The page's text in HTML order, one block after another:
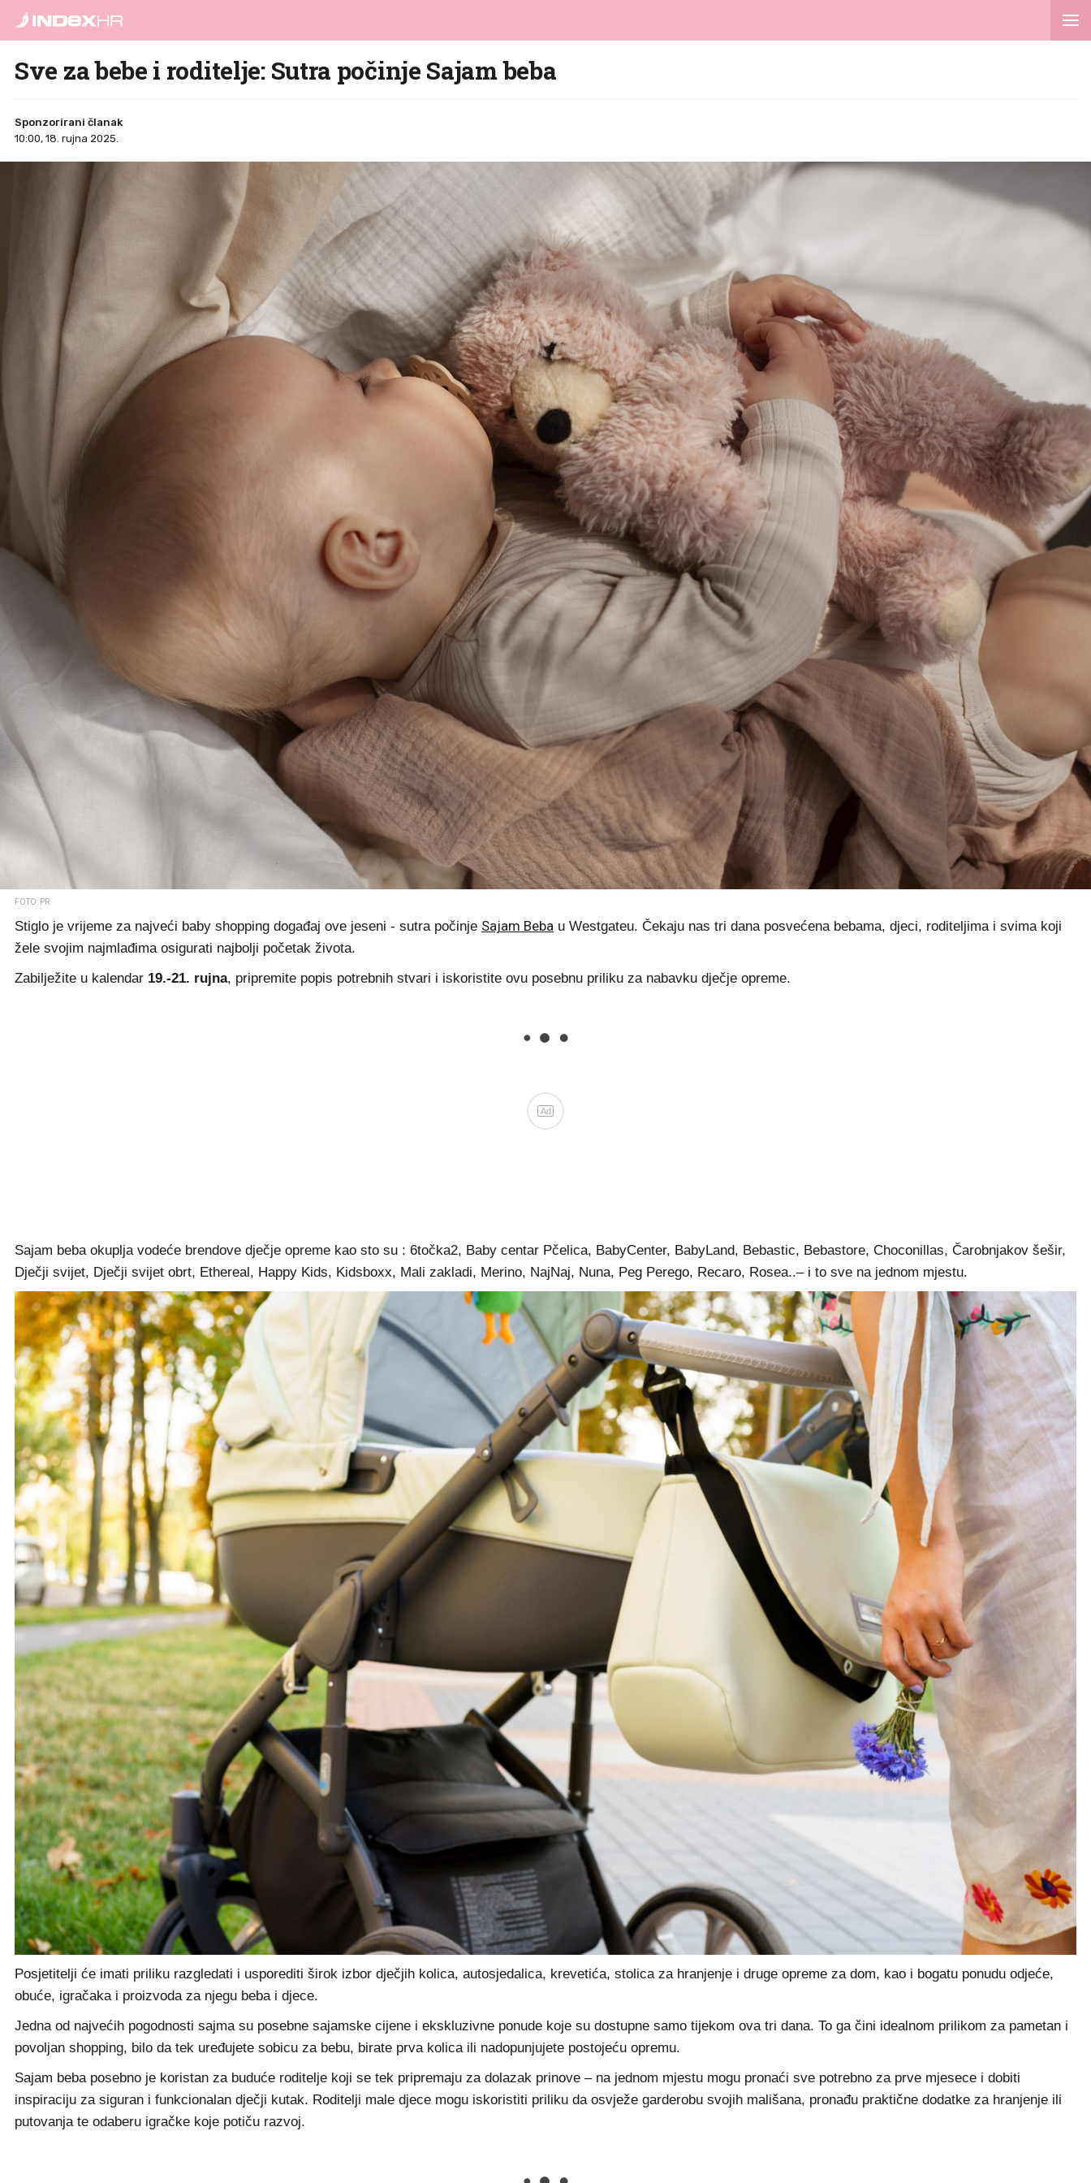
Sve za bebe i roditelje: Sutra počinje Sajam beba
Sponzorirani članak
10:00, 18. rujna 2025.
FOTO: PR
Stiglo je vrijeme za najveći baby shopping događaj ove jeseni - sutra počinje Sajam Beba u Westgateu. Čekaju nas tri dana posvećena bebama, djeci, roditeljima i svima koji
žele svojim najmlađima osigurati najbolji početak života.
Zabilježite u kalendar 19.-21. rujna, pripremite popis potrebnih stvari i iskoristite ovu posebnu priliku za nabavku dječje opreme.
Ad
Sajam beba okuplja vodeće brendove dječje opreme kao sto su : 6točka2, Baby centar Pčelica, BabyCenter, BabyLand, Bebastic, Bebastore, Choconillas, Čarobnjakov šešir,
Dječji svijet, Dječji svijet obrt, Ethereal, Happy Kids, Kidsboxx, Mali zakladi, Merino, NajNaj, Nuna, Peg Perego, Recaro, Rosea..– i to sve na jednom mjestu.
Posjetitelji će imati priliku razgledati i usporediti širok izbor dječjih kolica, autosjedalica, krevetića, stolica za hranjenje i druge opreme za dom, kao i bogatu ponudu odjeće,
obuće, igračaka i proizvoda za njegu beba i djece.
Jedna od najvećih pogodnosti sajma su posebne sajamske cijene i ekskluzivne ponude koje su dostupne samo tijekom ova tri dana. To ga čini idealnom prilikom za pametan i
povoljan shopping, bilo da tek uređujete sobicu za bebu, birate prva kolica ili nadopunjujete postojeću opremu.
Sajam beba posebno je koristan za buduće roditelje koji se tek pripremaju za dolazak prinove – na jednom mjestu mogu pronaći sve potrebno za prve mjesece i dobiti
inspiraciju za siguran i funkcionalan dječji kutak. Roditelji male djece mogu iskoristiti priliku da osvježe garderobu svojih mališana, pronađu praktične dodatke za hranjenje ili
putovanja te odaberu igračke koje potiču razvoj.